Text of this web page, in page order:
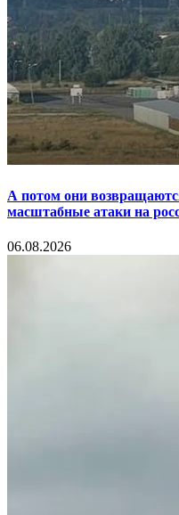
А потом они
масштабные атаки на
06.08.2026